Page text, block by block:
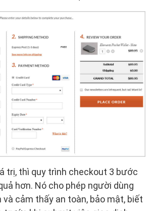
trị, thì quy trình checkout 3 bước
hơn. Nó cho phép người dùng
cảm thấy an toàn, bảo mật, biết